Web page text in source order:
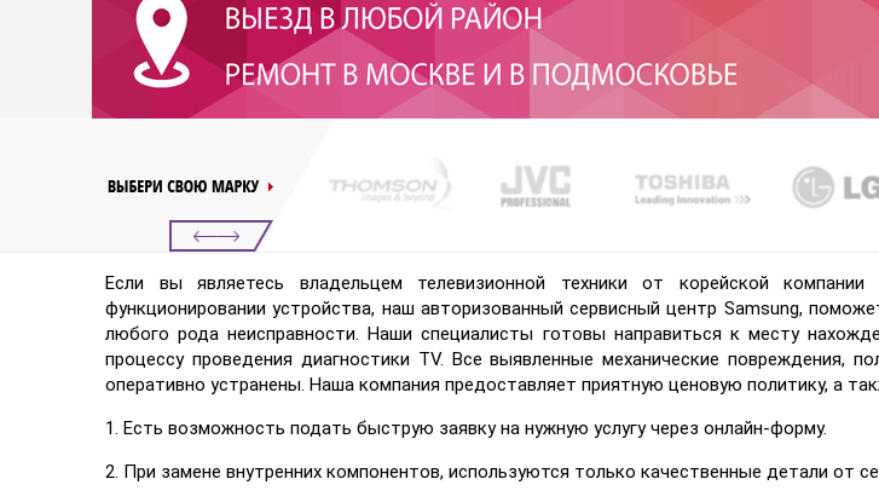
Если вы являетесь владельцем телевизионной техники от корейской
функционировании устройства, наш авторизованный сервисный центр Samsung,
любого рода неисправности. Наши специалисты готовы направиться к месту
процессу проведения диагностики TV. Все выявленные механические повреждения,
оперативно устранены. Наша компания предоставляет приятную ценовую политику, а
1. Есть возможность подать быструю заявку на нужную услугу через онлайн-форму.
2. При замене внутренних компонентов, используются только качественные детали от